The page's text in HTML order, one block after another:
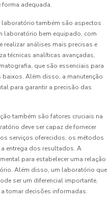
adequada.
também são aspectos
laboratório bem equipado, com
análises mais precisas e
técnicas analíticas avançadas,
que são essenciais para
baixos. Além disso, a manutenção
para garantir a precisão das
também são fatores cruciais na
deve ser capaz de fornecer
serviços oferecidos, os métodos
entrega dos resultados. A
para estabelecer uma relação
Além disso, um laboratório que
ser um diferencial importante,
tomar decisões informadas.